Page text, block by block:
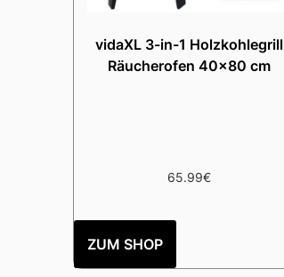
vidaXL 3-in-1 Holzkohlegrill
Räucherofen 40×80 cm
65.99€
ZUM SHOP